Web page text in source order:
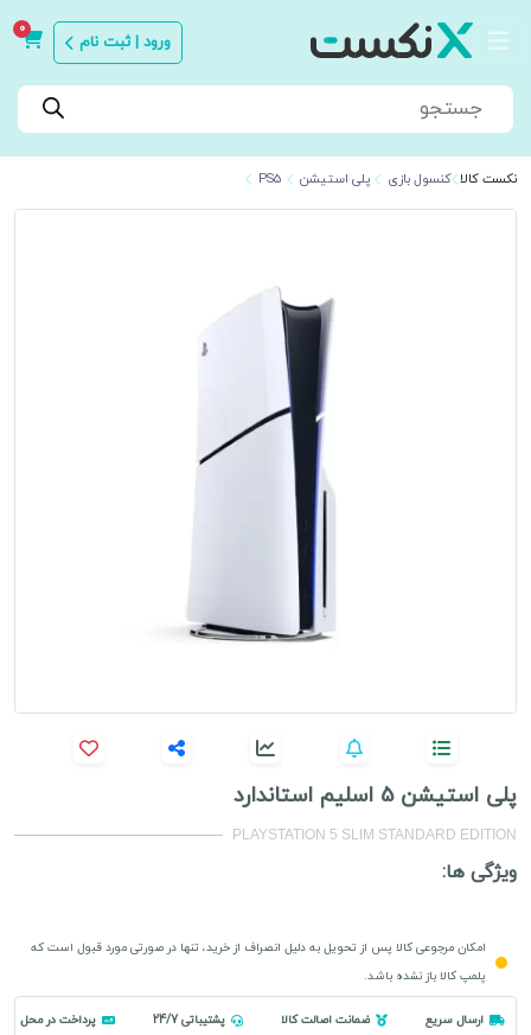
ورود | ثبت نام
0
Products
search
نکست کالا کنسول بازی پلی استیشن PS5
پلی استیشن 5 اسلیم استاندارد
PLAYSTATION 5 SLIM STANDARD EDITION
ویژگی ها:
امکان مرجوعی کالا پس از تحویل به دلیل انصراف از خرید، تنها در صورتی مورد قبول است که
پلمپ کالا باز نشده باشد.
ارسال سریع ضمانت اصالت کالا پشتیباتی 24/7 پرداخت در محل